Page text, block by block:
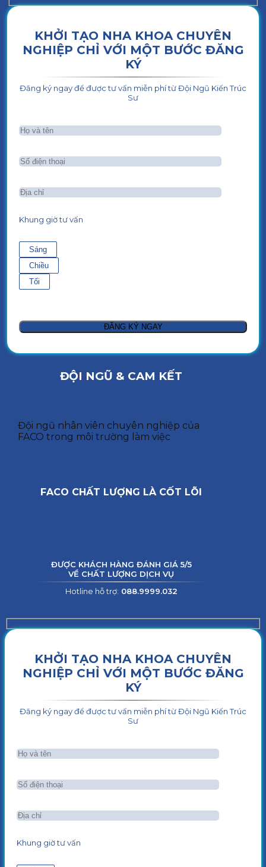
KHỞI TẠO NHA KHOA CHUYÊN
NGHIỆP CHỈ VỚI MỘT BƯỚC ĐĂNG
KÝ
Đăng ký ngay để được tư vấn miễn phí từ Đội Ngũ Kiến Trúc
Sư
Khung giờ tư vấn
Sáng
Chiều
Tối
ĐỘI NGŨ & CAM KẾT
Đội ngũ nhân viên chuyên nghiệp của
FACO trong môi trường làm việc
FACO CHẤT LƯỢNG LÀ CỐT LÕI
ĐƯỢC KHÁCH HÀNG ĐÁNH GIÁ 5/5
VỀ CHẤT LƯỢNG DỊCH VỤ
Hotline hỗ trợ: 088.9999.032
KHỞI TẠO NHA KHOA CHUYÊN
NGHIỆP CHỈ VỚI MỘT BƯỚC ĐĂNG
KÝ
Đăng ký ngay để được tư vấn miễn phí từ Đội Ngũ Kiến Trúc
Sư
Khung giờ tư vấn